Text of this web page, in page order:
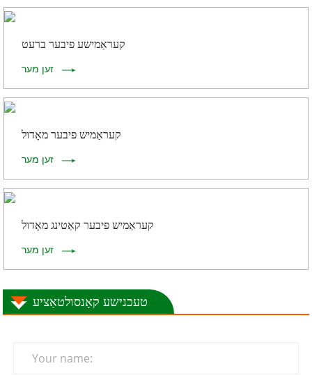
קעראַמישע פיבער ברעט
זען מער
קעראַמיש פיבער מאָדול
זען מער
קעראַמיש פיבער קאַטינג מאָדול
זען מער
טעכנישע קאָנסולטאַציע